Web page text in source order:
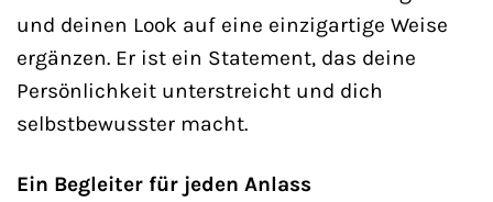
und deinen Look auf eine einzigartige Weise
ergänzen. Er ist ein Statement, das deine
Persönlichkeit unterstreicht und dich
selbstbewusster macht.
Ein Begleiter für jeden Anlass